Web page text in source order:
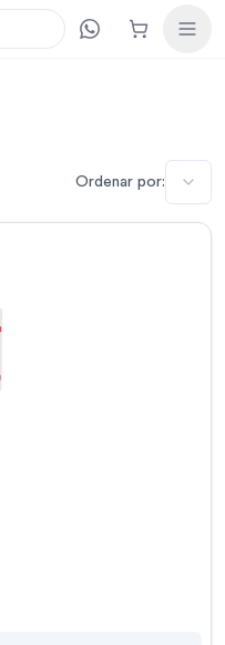
Ordenar por: